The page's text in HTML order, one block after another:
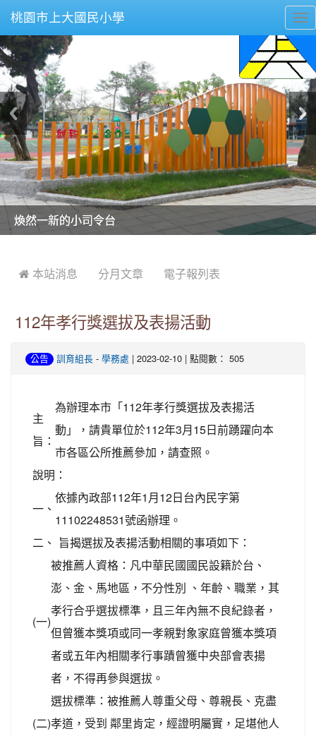
桃園市上大國民小學
美麗的操場是我們活力的來源
美麗的操場是我們活力的來源
煥然一新的小司令台
煥然一新的小司令台
富含桃園埤塘田園風光意象的中廊
富含桃園埤塘田園風光意象的中廊
嶄新的中庭廣場
嶄新的中庭廣場
水生池生生不息
水生池生生不息
 本站消息 分月文章 電子報列表
112年孝行獎選拔及表揚活動
公告 訓育組長 - 學務處 | 2023-02-10 | 點閱數： 505
主
旨：
為辦理本市「112年孝行獎選拔及表揚活
動」，請貴單位於112年3月15日前踴躍向本
市各區公所推薦參加，請查照。
說明：
一、
依據內政部112年1月12日台內民字第
11102248531號函辦理。
二、 旨揭選拔及表揚活動相關的事項如下：
(一)
被推薦人資格：凡中華民國國民設籍於台、
澎、金、馬地區，不分性別 、年齡、職業，其
孝行合乎選拔標準，且三年內無不良紀錄者，
但曾獲本獎項或同一孝親對象家庭曾獲本獎項
者或五年內相關孝行事蹟曾獲中央部會表揚
者，不得再參與選拔。
(二)
選拔標準：被推薦人尊重父母、尊親長、克盡
孝道，受到 鄰里肯定，經證明屬實，足堪他人